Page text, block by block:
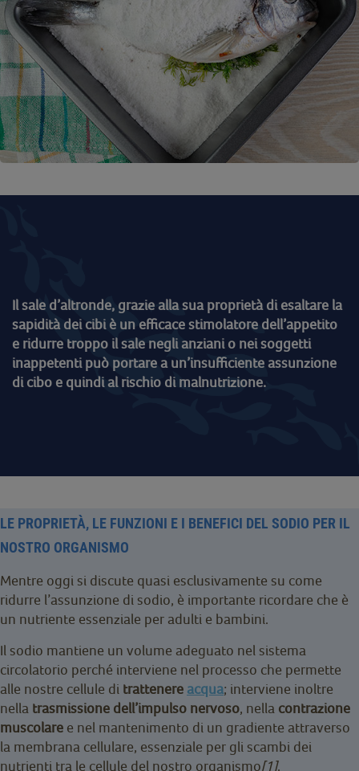
Il sale d’altronde, grazie alla sua proprietà di esaltare la
sapidità dei cibi è un efficace stimolatore dell’appetito
e ridurre troppo il sale negli anziani o nei soggetti
inappetenti può portare a un’insufficiente assunzione
di cibo e quindi al rischio di malnutrizione.
LE PROPRIETÀ, LE FUNZIONI E I BENEFICI DEL SODIO PER IL
NOSTRO ORGANISMO
Mentre oggi si discute quasi esclusivamente su come
ridurre l’assunzione di sodio, è importante ricordare che è
un nutriente essenziale per adulti e bambini.
Il sodio mantiene un volume adeguato nel sistema
circolatorio perché interviene nel processo che permette
alle nostre cellule di trattenere acqua; interviene inoltre
nella trasmissione dell’impulso nervoso, nella contrazione
muscolare e nel mantenimento di un gradiente attraverso
la membrana cellulare, essenziale per gli scambi dei
nutrienti tra le cellule del nostro organismo[1].